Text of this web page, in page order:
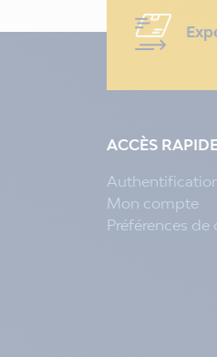
ACCÈS
Mon compte
Préférences de